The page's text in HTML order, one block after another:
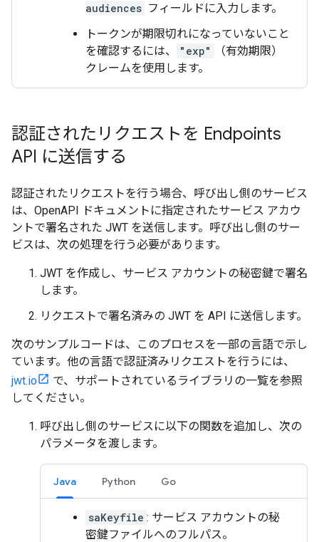
audiences フィールドに入力します。
トークンが期限切れになっていないこと
を確認するには、
"exp"
（有効期限）
クレームを使用します。
認証されたリクエストを Endpoints
API に送信する
認証されたリクエストを行う場合、呼び出し側のサービス
は、OpenAPI ドキュメントに指定されたサービス アカウ
ントで署名された JWT を送信します。呼び出し側のサー
ビスは、次の処理を行う必要があります。
JWT を作成し、サービス アカウントの秘密鍵で署名
します。
リクエストで署名済みの JWT を API に送信します。
次のサンプルコードは、このプロセスを一部の言語で示し
ています。他の言語で認証済みリクエストを行うには、
jwt.io
で、サポートされているライブラリの一覧を参照
してください。
呼び出し側のサービスに以下の関数を追加し、次の
パラメータを渡します。
Java Python Go
saKeyfile : サービス アカウントの秘
密鍵ファイルへのフルパス。